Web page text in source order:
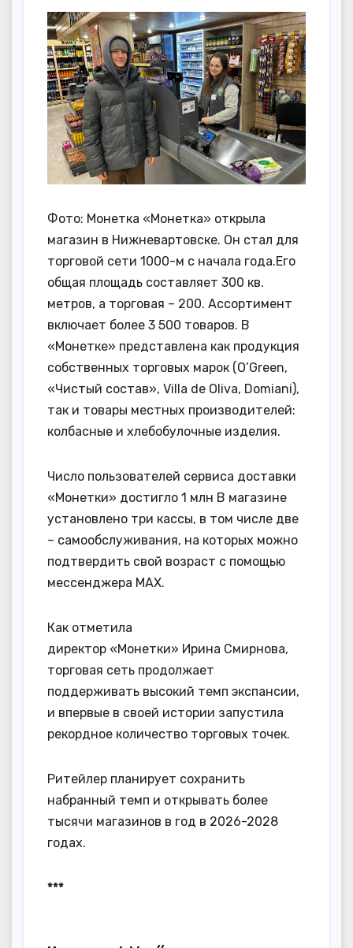
Фото: Монетка «Монетка» открыла
магазин в Нижневартовске. Он стал для
торговой сети 1000-м с начала года.Его
общая площадь составляет 300 кв.
метров, а торговая – 200. Ассортимент
включает более 3 500 товаров. В
«Монетке» представлена как продукция
собственных торговых марок (O’Green,
«Чистый состав», Villa de Oliva, Domiani),
так и товары местных производителей:
колбасные и хлебобулочные изделия.
Число пользователей сервиса доставки
«Монетки» достигло 1 млн В магазине
установлено три кассы, в том числе две
– самообслуживания, на которых можно
подтвердить свой возраст с помощью
мессенджера МАХ.
Как отметила
директор «Монетки» Ирина Смирнова,
торговая сеть продолжает
поддерживать высокий темп экспансии,
и впервые в своей истории запустила
рекордное количество торговых точек.
Ритейлер планирует сохранить
набранный темп и открывать более
тысячи магазинов в год в 2026-2028
годах.
***